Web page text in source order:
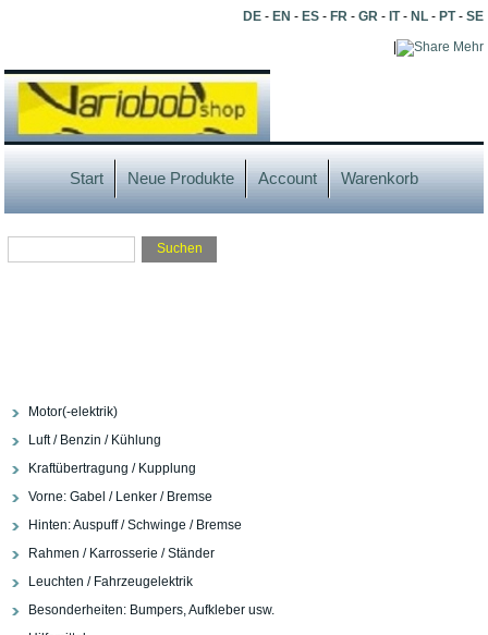
DE- EN - ES- FR- GR- IT- NL- PT- SE
Mehr
Start Neue Produkte Account Warenkorb
Motor(-elektrik)
Luft / Benzin / Kühlung
Kraftübertragung / Kupplung
Vorne: Gabel / Lenker / Bremse
Hinten: Auspuff / Schwinge / Bremse
Rahmen / Karrosserie / Ständer
Leuchten / Fahrzeugelektrik
Besonderheiten: Bumpers, Aufkleber usw.